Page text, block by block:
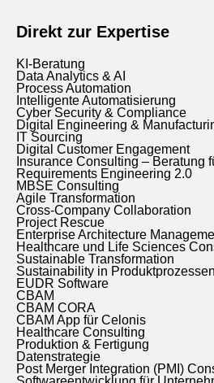
Direkt zur Expertise
KI-Beratung
Data Analytics & AI
Process Automation
Intelligente Automatisierung
Cyber Security & Compliance
Digital Engineering &
IT Sourcing
Digital Customer Engagement
Insurance Consulting – Beratung
Requirements Engineering 2.0
MBSE Consulting
Agile Transformation
Cross-Company Collaboration
Project Rescue
Enterprise Architecture
Healthcare und Life Sciences
Sustainable Transformation
Sustainability in Produktprozessen
EUDR Software
CBAM
CBAM CORA
CBAM App für Celonis
Healthcare Consulting
Produktion & Fertigung
Datenstrategie
Post Merger Integration (PMI)